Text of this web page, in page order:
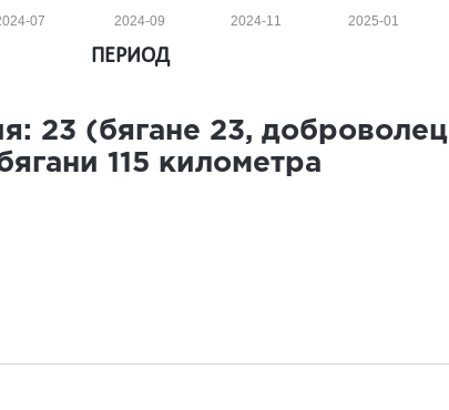
2025-01
2024-11
2024-09
07
ПЕРИОД
23 (бягане 23, доброволец
115 километра